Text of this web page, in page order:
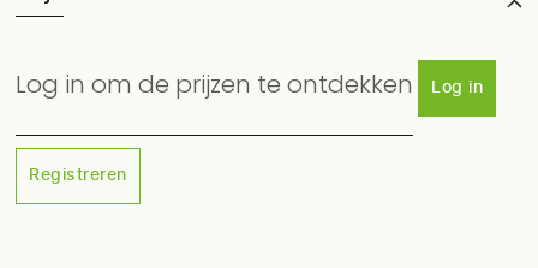
Log in om de prijzen te ontdekken Log in
Registreren